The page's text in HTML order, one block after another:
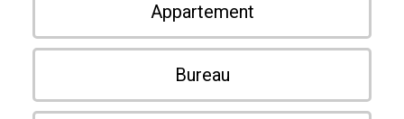
Appartement
Bureau